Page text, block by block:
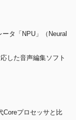
タ「NPU」（Neural
した音声編集ソフト
Coreプロセッサと比